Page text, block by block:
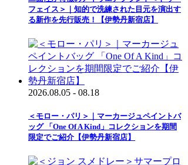
フェイス＞｜知的で洗練された目元を演出す
る新作を先行販売！【伊勢丹新宿店】
2026.08.05 - 08.18
＜モロー・パリ＞｜マーカージュペイントバ
ッグ 「One Of A Kind」コレクションを期間
限定でご紹介【伊勢丹新宿店】